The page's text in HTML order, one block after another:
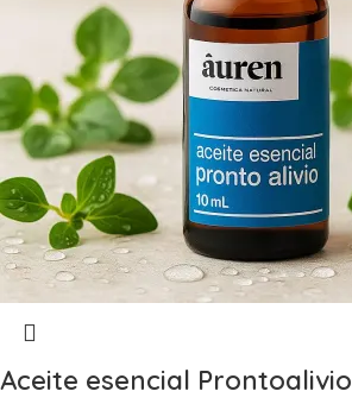
Aceite esencial Prontoalivio